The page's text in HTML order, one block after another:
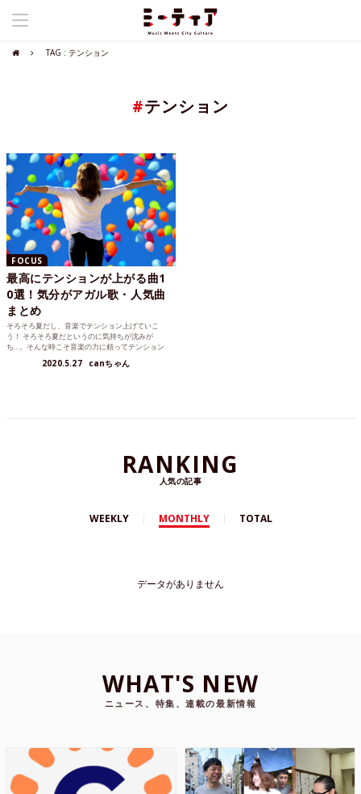
TAG : テンション
#テンション
FOCUS
最高にテンションが上がる曲1
0選！気分がアガル歌・人気曲
まとめ
そろそろ夏だし、音楽でテンション上げていこ
う！ そろそろ夏だというのに気持ちが沈みが
ち…。そんな時こそ音楽の力に頼ってテンション
2020.5.27 canちゃん
RANKING
人気の記事
WEEKLY MONTHLY TOTAL
データがありません
WHAT'S NEW
ニュース、特集、連載の最新情報